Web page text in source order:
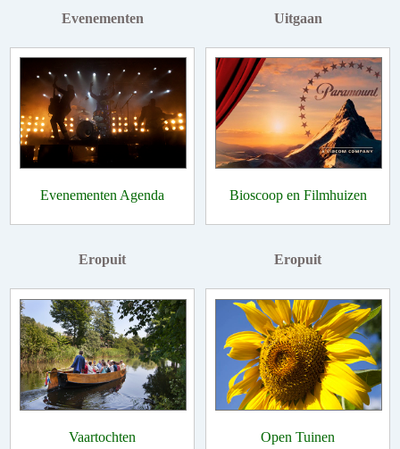
Evenementen
Evenementen Agenda
Uitgaan
Bioscoop en Filmhuizen
Eropuit
Vaartochten
Eropuit
Open Tuinen